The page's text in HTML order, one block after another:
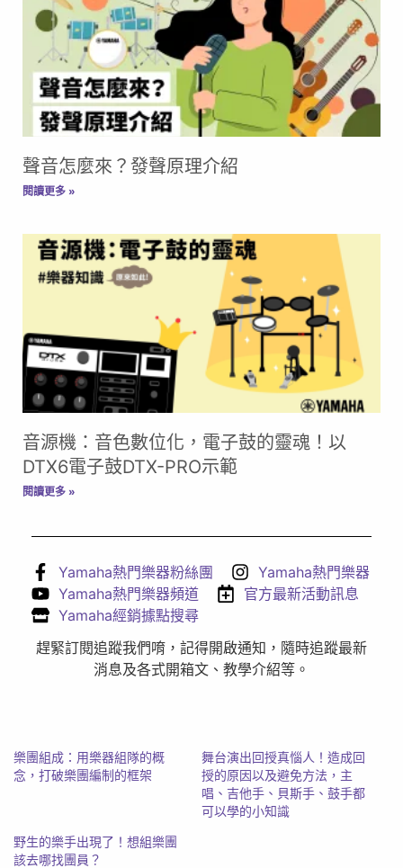
聲音怎麼來？發聲原理介紹
閱讀更多 »
音源機：音色數位化，電子鼓的靈魂！以
DTX6電子鼓DTX-PRO示範
閱讀更多 »
Yamaha熱門樂器粉絲團
Yamaha熱門樂器
Yamaha熱門樂器頻道
官方最新活動訊息
Yamaha經銷據點搜尋
趕緊訂閱追蹤我們唷，記得開啟通知，隨時追蹤最新
消息及各式開箱文、教學介紹等。
樂團組成：用樂器組隊的概
念，打破樂團編制的框架
舞台演出回授真惱人！造成回
授的原因以及避免方法，主
唱、吉他手、貝斯手、鼓手都
可以學的小知識
野生的樂手出現了！想組樂團
該去哪找團員？